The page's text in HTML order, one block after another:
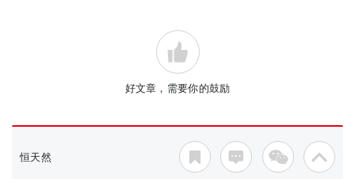
好文章，需要你的鼓励
恒天然